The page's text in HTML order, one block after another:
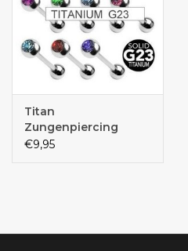
Titan
Zungenpiercing
€9,95